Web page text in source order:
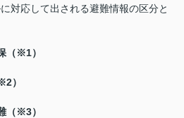
対応して出される避難情報の区分と
（※1）
）
（※3）